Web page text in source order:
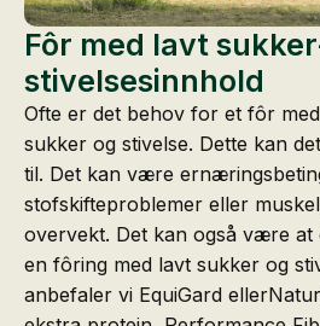
Fôr med lavt
stivelsesinnhold
Ofte er det behov for et fôr
sukker og stivelse. Dette kan
til. Det kan være
stofskifteproblemer eller
overvekt. Det kan også være
en fôring med lavt sukker og
anbefaler vi EquiGard